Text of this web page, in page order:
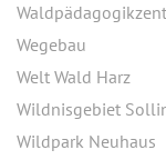
Wegebau
Welt Wald Harz
Wildnisgebiet
Wildpark Neuhaus